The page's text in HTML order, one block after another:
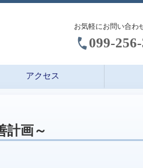
お気軽にお問い合わ
099-
アクセス
計画～